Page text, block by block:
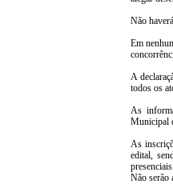
Não
Em
A
todos os
As
Municipal
As
edital,
Não serão